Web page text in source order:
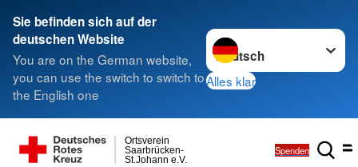
Sie befinden sich auf der
deutschen Website
You are on the German website,
you can use the switch to switch to
the English one
Sprache wechseln zu
Alles klar
St.Johann e.V.
Saarbrücken-
Ortsverein
Spenden